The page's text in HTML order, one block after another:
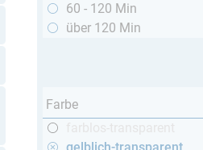
öffnen
öffnen
öffnen
öffnen
60 - 120 Min
über 120 Min
Farbe